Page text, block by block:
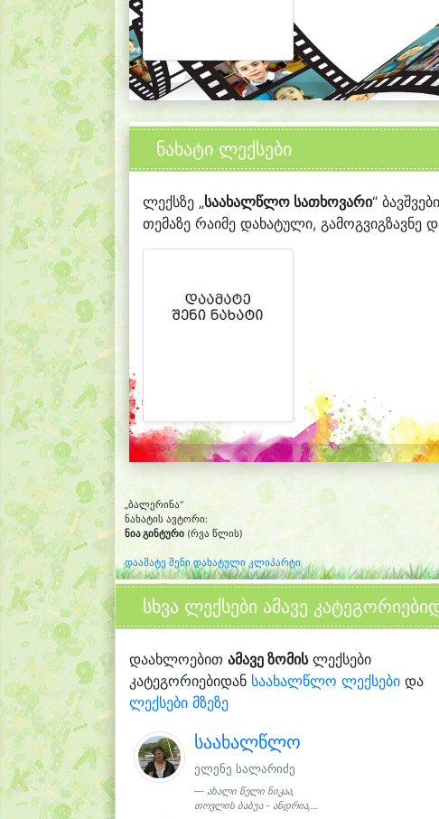
ნახატი ლექსები
ლექსზე „საახალწლო სათხოვარი“
თემაზე რაიმე დახატული, გამოგვიგზავნე
„ბალერინა“
ნახატის ავტორი:
ნია გინტური (რვა წლის)
დაამატე შენი დახატული კლიპარტი
სხვა ლექსები ამავე
დაახლოებით ამავე ზომისლექსები
კატეგორიებიდან საახალწლო ლექსები და
ლექსები მზეზე
საახალწლო
ელენე სალარიძე
ახალი წელი ნიკაა,
თოვლის ბაბუა - ანდრია,...